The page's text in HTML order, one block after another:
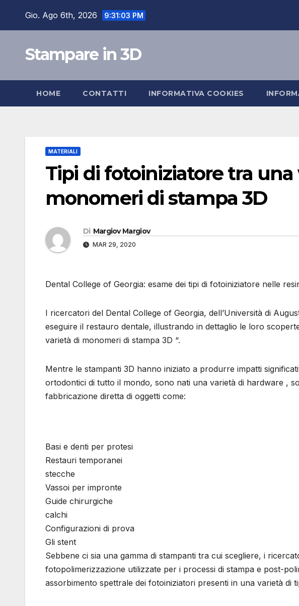
Gio. Ago 6th, 2026 9:31:03 PM
Stampare in 3D
HOME CONTATTI INFORMATIVA COOKIES
MATERIALI
Tipi di fotoiniziatore tra una
monomeri di stampa 3D
Di Margiov Margiov
MAR 29, 2020
Dental College of Georgia: esame dei tipi di fotoiniziatore nelle
I ricercatori del Dental College of Georgia, dell’Università di
eseguire il restauro dentale, illustrando in dettaglio le loro
varietà di monomeri di stampa 3D “.
Mentre le stampanti 3D hanno iniziato a produrre impatti
ortodontici di tutto il mondo, sono nati una varietà di hardware ,
fabbricazione diretta di oggetti come:
Basi e denti per protesi
Restauri temporanei
stecche
Vassoi per impronte
Guide chirurgiche
calchi
Configurazioni di prova
Gli stent
Sebbene ci sia una gamma di stampanti tra cui scegliere, i
fotopolimerizzazione utilizzate per i processi di stampa e post-
assorbimento spettrale dei fotoiniziatori presenti in una varietà di